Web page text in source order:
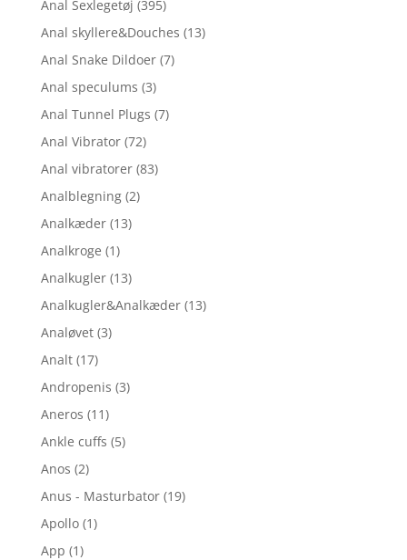
Anal Sexlegetøj (395)
Anal skyllere&Douches (13)
Anal Snake Dildoer (7)
Anal speculums (3)
Anal Tunnel Plugs (7)
Anal Vibrator (72)
Anal vibratorer (83)
Analblegning (2)
Analkæder (13)
Analkroge (1)
Analkugler (13)
Analkugler&Analkæder (13)
Analøvet (3)
Analt (17)
Andropenis (3)
Aneros (11)
Ankle cuffs (5)
Anos (2)
Anus - Masturbator (19)
Apollo (1)
App (1)